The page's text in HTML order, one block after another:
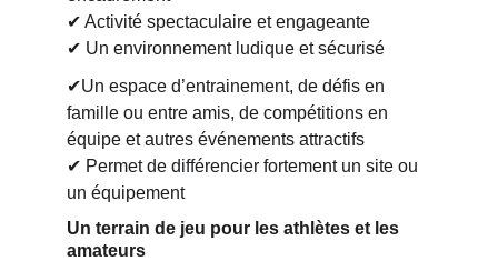
✔ Activité spectaculaire et engageante
✔ Un environnement ludique et sécurisé
✔Un espace d’entrainement, de défis en
famille ou entre amis, de compétitions en
équipe et autres événements attractifs
✔ Permet de différencier fortement un site ou
un équipement
Un terrain de jeu pour les athlètes et les
amateurs